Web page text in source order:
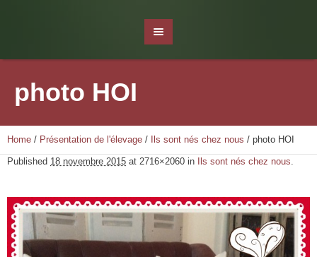
photo HOI
Home / Présentation de l'élevage / Ils sont nés chez nous / photo HOI
Published 18 novembre 2015 at 2716×2060 in Ils sont nés chez nous.